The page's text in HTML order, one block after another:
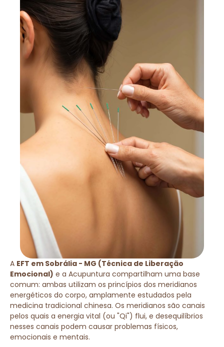
A EFT em Sobrália - MG (Técnica de Liberação
Emocional) e a Acupuntura compartilham uma base
comum: ambas utilizam os princípios dos meridianos
energéticos do corpo, amplamente estudados pela
medicina tradicional chinesa. Os meridianos são canais
pelos quais a energia vital (ou "Qi") flui, e desequilíbrios
nesses canais podem causar problemas físicos,
emocionais e mentais.